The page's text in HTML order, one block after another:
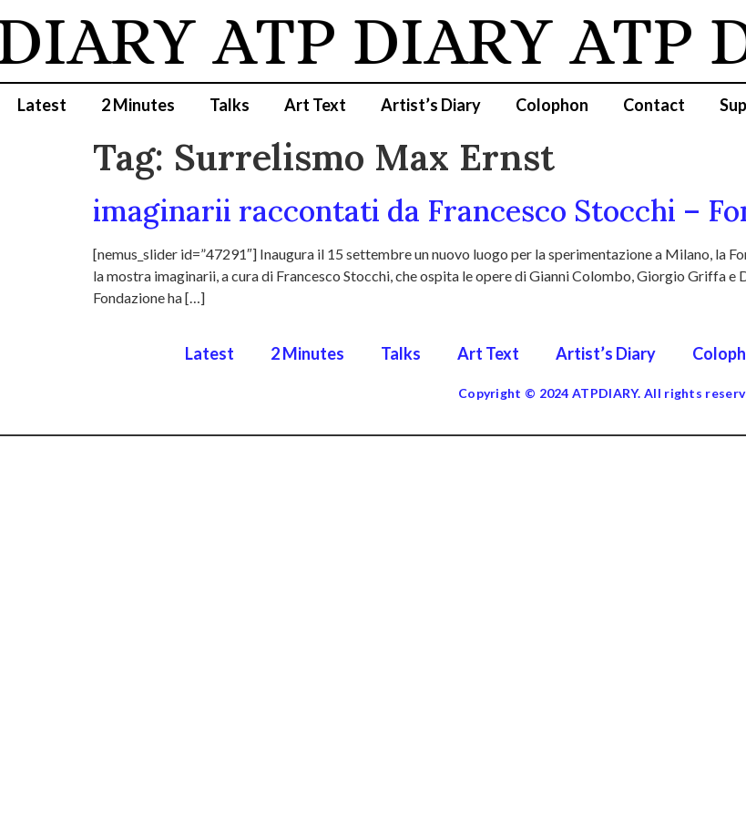
ATP DIARY ATP
Latest 2 Minutes Talks Art Text Artist’s Diary Colophon Contact
Tag: Surrelismo Max Ernst
imaginarii raccontati da Francesco Stocchi –
[nemus_slider id=”47291″] Inaugura il 15 settembre un nuovo luogo per la sperimentazione a Milano, la
la mostra imaginarii, a cura di Francesco Stocchi, che ospita le opere di Gianni Colombo, Giorgio Griffa
Fondazione ha […]
Latest 2 Minutes Talks Art Text Artist’s Diary
Copyright © 2024 ATPDIARY. All rights